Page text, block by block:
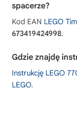
spacerze?
Kod EAN LEGO
673419424998.
Gdzie znajdę
Instrukcję LEGO
LEGO.